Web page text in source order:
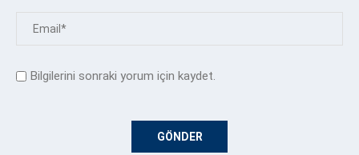
Bilgilerini sonraki yorum için kaydet.